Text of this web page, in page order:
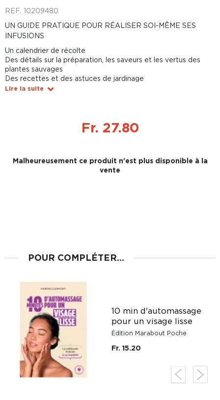
REF. 10209480
UN GUIDE PRATIQUE POUR RÉALISER SOI-MÊME SES
INFUSIONS
Un calendrier de récolte
Des détails sur la préparation, les saveurs et les vertus des
plantes sauvages
Des recettes et des astuces de jardinage
Lire la suite
Fr. 27.80
Malheureusement ce produit n'est plus disponible à la
vente
POUR COMPLÉTER...
10 min d'automassage
pour un visage lisse
Édition Marabout Poche
Fr. 15.20